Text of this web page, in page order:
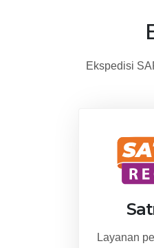
Ekspedisi
Layanan